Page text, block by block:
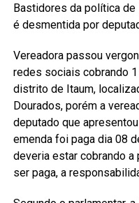
Bastidores da política de
é desmentida por
Vereadora passou
redes sociais cobrando
distrito de Itaum,
Dourados, porém a
deputado que
emenda foi paga dia 08
deveria estar cobrando
ser paga, a